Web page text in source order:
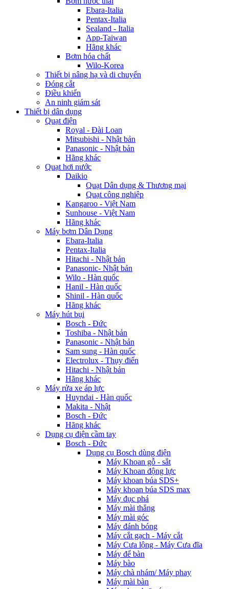
Ebara-Italia
Pentax-Italia
Sealand - Italia
App-Taiwan
Hãng khác
Bơm hóa chất
Wilo-Korea
Thiết bị nâng hạ và di chuyển
Đóng cắt
Điều khiển
An ninh giám sát
Thiết bị dân dụng
Quạt điện
Royal - Đài Loan
Mitsubishi - Nhật bản
Panasonic - Nhật bản
Hãng khác
Quạt hơi nước
Daikio
Quạt Dân dụng & Thương mại
Quạt công nghiệp
Kangaroo - Việt Nam
Sunhouse - Việt Nam
Hãng khác
Máy bơm Dân Dụng
Ebara-Italia
Pentax-Italia
Hitachi - Nhật bản
Panasonic- Nhật bản
Wilo - Hàn quốc
Hanil - Hàn quốc
Shinil - Hàn quốc
Hãng khác
Máy hút bụi
Bosch - Đức
Toshiba - Nhật bản
Panasonic - Nhật bản
Sam sung - Hàn quốc
Electrolux - Thụy điển
Hitachi - Nhật bản
Hãng khác
Máy rửa xe áp lực
Huyndai - Hàn quốc
Makita - Nhật
Bosch - Đức
Hãng khác
Dụng cụ điện cầm tay
Bosch - Đức
Dụng cụ Bosch dùng điện
Máy Khoan gỗ - sắt
Máy Khoan động lực
Máy khoan búa SDS+
Máy khoan búa SDS max
Máy đục phá
Máy mài thẳng
Máy mài góc
Máy đánh bóng
Máy cắt gạch - Máy cắt
Máy Cưa lộng - Máy Cưa đĩa
Máy để bàn
Máy bào
Máy chà nhám/ Máy phay
Máy mài bàn